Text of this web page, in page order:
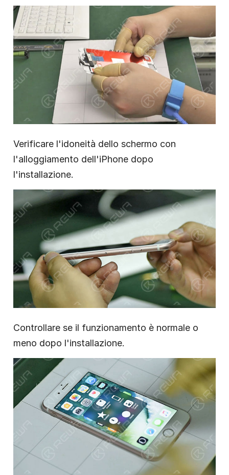
Verificare l'idoneità dello schermo con
l'alloggiamento dell'iPhone dopo
l'installazione.
Controllare se il funzionamento è normale o
meno dopo l'installazione.